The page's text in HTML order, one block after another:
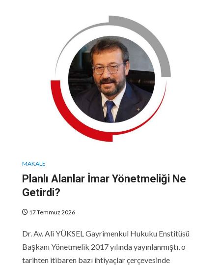
MAKALE
Planlı Alanlar İmar Yönetmeliği Ne
Getirdi?
17 Temmuz 2026
Dr. Av. Ali YÜKSEL Gayrimenkul Hukuku Enstitüsü
Başkanı Yönetmelik 2017 yılında yayınlanmıştı, o
tarihten itibaren bazı ihtiyaçlar çerçevesinde